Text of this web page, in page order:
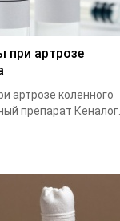
при артрозе
артрозе коленного
препарат Кеналог...